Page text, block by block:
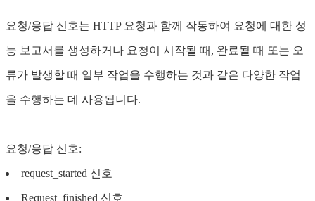
요청/응답 신호는 HTTP 요청과 함께 작동하여 요청에 대한 성
능 보고서를 생성하거나 요청이 시작될 때, 완료될 때 또는 오
류가 발생할 때 일부 작업을 수행하는 것과 같은 다양한 작업
을 수행하는 데 사용됩니다.
요청/응답 신호:
request_started 신호
Request_finished 신호